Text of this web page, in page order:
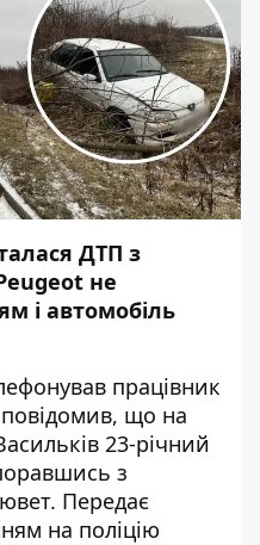
ДТП з
не
і автомобіль
працівник
що на
23-річний
з
Передає
на поліцію